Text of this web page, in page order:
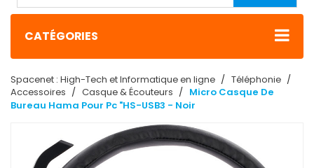
CATÉGORIES
Spacenet : High-Tech et Informatique en ligne
Téléphonie
Accessoires
Casque & Écouteurs
Micro Casque De
Bureau Hama Pour Pc "HS-USB3 - Noir